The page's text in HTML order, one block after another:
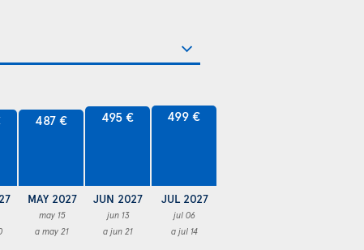
487 €
MAY 2027
may 15
a may 21
495 €
JUN 2027
jun 13
a jun 21
499 €
JUL 2027
jul 06
a jul 14